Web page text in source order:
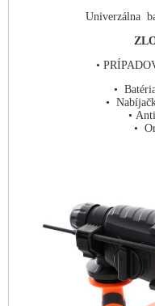
Univerzálna
•
•
•
•
•